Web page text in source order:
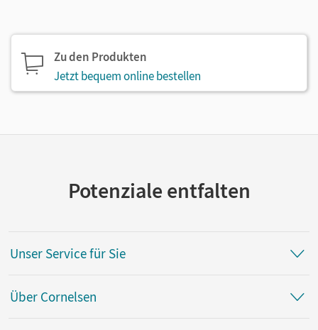
Zu den Produkten
Jetzt bequem online bestellen
Potenziale entfalten
Unser Service für Sie
Über Cornelsen